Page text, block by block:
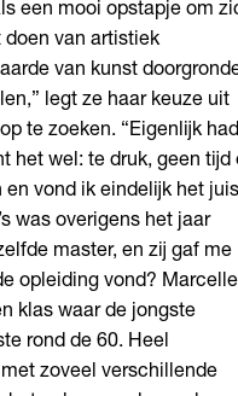
een mooi opstapje om
doen van artistiek
van kunst
legt ze haar keuze uit
te zoeken. “Eigenlijk had
het wel: te druk, geen tijd
en vond ik eindelijk het
was overigens het jaar
master, en zij gaf me
opleiding vond?
klas waar de jongste
rond de 60. Heel
zoveel verschillende